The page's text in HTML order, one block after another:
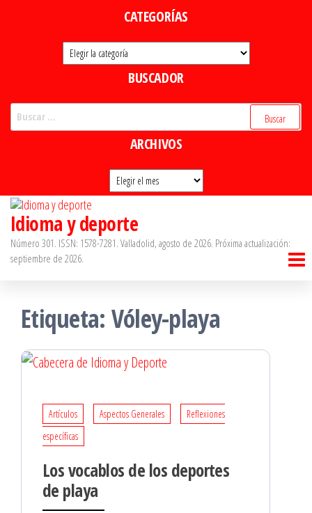
CATEGORÍAS
Categorías
BUSCADOR
ARCHIVOS
Archivos
Idioma y deporte
Número 301. ISSN: 1578-7281. Valladolid, agosto de 2026. Próxima actualización:
septiembre de 2026.
Etiqueta: Vóley-playa
Artículos Aspectos Generales
Reflexiones
específicas
Los vocablos de los deportes
de playa